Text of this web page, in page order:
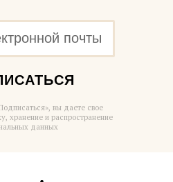
вы даете свое
хранение и распространение
данных